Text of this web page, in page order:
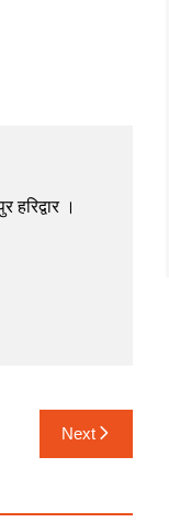
।
Next